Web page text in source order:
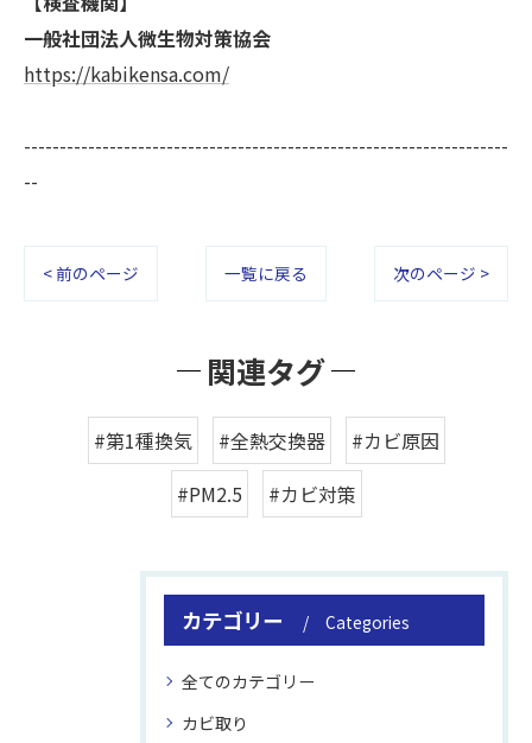
一般社団法人微生物対策協会
https://kabikensa.com/
--------------------------------------------------------------------
--
< 前のページ 一覧に戻る 次のページ >
関連タグ
#第1種換気 #全熱交換器
#カビ原因
#PM2.5
#カビ対策
カテゴリー Categories
全てのカテゴリー
カビ取り